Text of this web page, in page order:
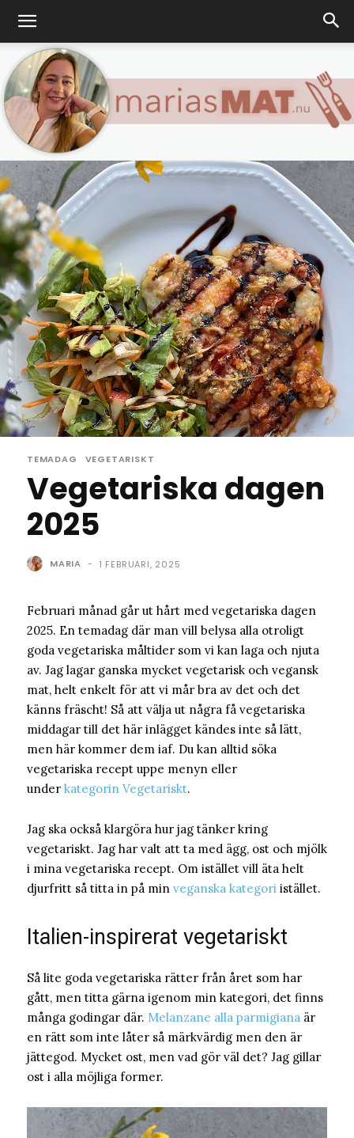
matblogg
TEMADAG VEGETARISKT
Vegetariska dagen
2025
MARIA - 1 FEBRUARI, 2025
Februari månad går ut hårt med vegetariska dagen
2025. En temadag där man vill belysa alla otroligt
goda vegetariska måltider som vi kan laga och njuta
av. Jag lagar ganska mycket vegetarisk och vegansk
mat, helt enkelt för att vi mår bra av det och det
känns fräscht! Så att välja ut några få vegetariska
middagar till det här inlägget kändes inte så lätt,
men här kommer dem iaf. Du kan alltid söka
vegetariska recept uppe menyn eller
under kategorin Vegetariskt.
Jag ska också klargöra hur jag tänker kring
vegetariskt. Jag har valt att ta med ägg, ost och mjölk
i mina vegetariska recept. Om istället vill äta helt
djurfritt så titta in på min veganska kategori istället.
Italien-inspirerat vegetariskt
Så lite goda vegetariska rätter från året som har
gått, men titta gärna igenom min kategori, det finns
många godingar där. Melanzane alla parmigiana är
en rätt som inte låter så märkvärdig men den är
jättegod. Mycket ost, men vad gör väl det? Jag gillar
ost i alla möjliga former.